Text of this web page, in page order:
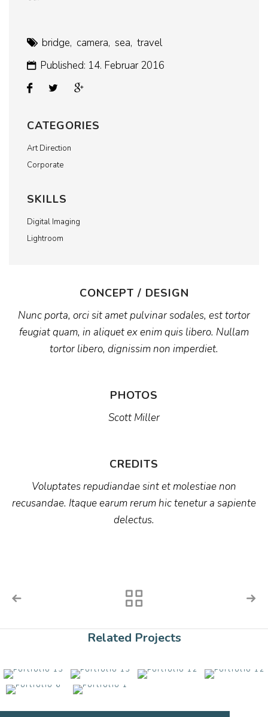
bridge, camera, sea, travel
Published: 14. Februar 2016
CATEGORIES
Art Direction
Corporate
SKILLS
Digital Imaging
Lightroom
CONCEPT / DESIGN
Nunc porta, orci sit amet pulvinar sodales, est tortor
feugiat quam, in aliquet ex enim quis libero. Nullam
tortor libero, dignissim non imperdiet.
PHOTOS
Scott Miller
CREDITS
Voluptates repudiandae sint et molestiae non
recusandae. Itaque earum rerum hic tenetur a sapiente
delectus.
Related Projects